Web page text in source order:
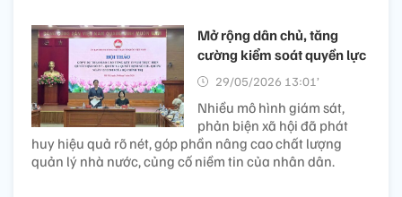
Mở rộng dân chủ, tăng
cường kiểm soát quyền lực
29/05/2026 13:01’
Nhiều mô hình giám sát,
phản biện xã hội đã phát
huy hiệu quả rõ nét, góp phần nâng cao chất lượng
quản lý nhà nước, củng cố niềm tin của nhân dân.